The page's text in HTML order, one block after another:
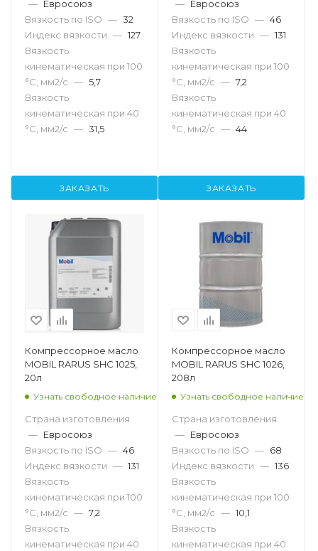
— Евросоюз
Вязкость по ISO — 32
Индекс вязкости — 127
Вязкость
кинематическая при 100
°С, мм2/с — 5,7
Вязкость
кинематическая при 40
°С, мм2/с — 31,5
ЗАКАЗАТЬ
— Евросоюз
Вязкость по ISO — 46
Индекс вязкости — 131
Вязкость
кинематическая при 100
°С, мм2/с — 7,2
Вязкость
кинематическая при 40
°С, мм2/с — 44
ЗАКАЗАТЬ
Компрессорное масло
MOBIL RARUS SHC 1025,
20л
Узнать свободное наличие
Страна изготовления
— Евросоюз
Вязкость по ISO — 46
Индекс вязкости — 131
Вязкость
кинематическая при 100
°С, мм2/с — 7,2
Вязкость
кинематическая при 40
Компрессорное масло
MOBIL RARUS SHC 1026,
208л
Узнать свободное наличие
Страна изготовления
— Евросоюз
Вязкость по ISO — 68
Индекс вязкости — 136
Вязкость
кинематическая при 100
°С, мм2/с — 10,1
Вязкость
кинематическая при 40